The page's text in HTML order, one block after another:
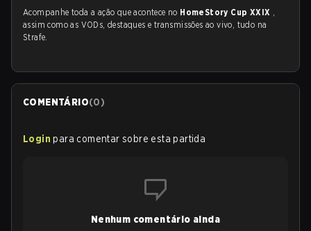
Acompanhe toda a ação que acontece no HomeStory Cup XXIX ,
assim como as VODs, destaques e transmissões ao vivo, tudo na
Strafe.
COMENTÁRIO(0)
Login para comentar sobre esta partida
Nenhum comentário ainda